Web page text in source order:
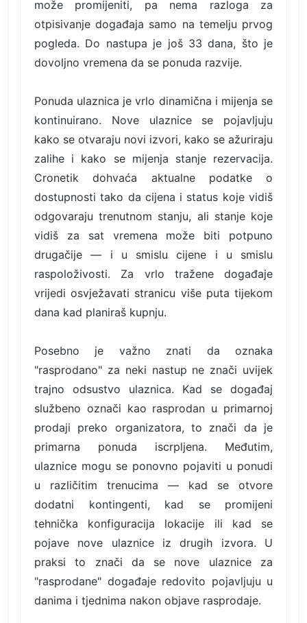
može promijeniti, pa nema razloga za
otpisivanje događaja samo na temelju prvog
pogleda. Do nastupa je još 33 dana, što je
dovoljno vremena da se ponuda razvije.
Ponuda ulaznica je vrlo dinamična i mijenja se
kontinuirano. Nove ulaznice se pojavljuju
kako se otvaraju novi izvori, kako se ažuriraju
zalihe i kako se mijenja stanje rezervacija.
Cronetik dohvaća aktualne podatke o
dostupnosti tako da cijena i status koje vidiš
odgovaraju trenutnom stanju, ali stanje koje
vidiš za sat vremena može biti potpuno
drugačije — i u smislu cijene i u smislu
raspoloživosti. Za vrlo tražene događaje
vrijedi osvježavati stranicu više puta tijekom
dana kad planiraš kupnju.
Posebno je važno znati da oznaka
"rasprodano" za neki nastup ne znači uvijek
trajno odsustvo ulaznica. Kad se događaj
službeno označi kao rasprodan u primarnoj
prodaji preko organizatora, to znači da je
primarna ponuda iscrpljena. Međutim,
ulaznice mogu se ponovno pojaviti u ponudi
u različitim trenucima — kad se otvore
dodatni kontingenti, kad se promijeni
tehnička konfiguracija lokacije ili kad se
pojave nove ulaznice iz drugih izvora. U
praksi to znači da se nove ulaznice za
"rasprodane" događaje redovito pojavljuju u
danima i tjednima nakon objave rasprodaje.